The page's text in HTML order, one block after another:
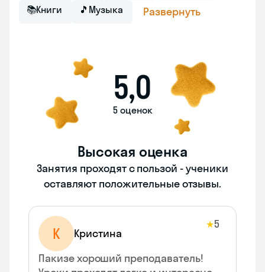
📚Книги 🎵 Музыка Развернуть
5,0
5 оценок
Высокая оценка
Занятия проходят с пользой - ученики
оставляют положительные отзывы.
К Кристина
★5
Пакизе хороший преподаватель!